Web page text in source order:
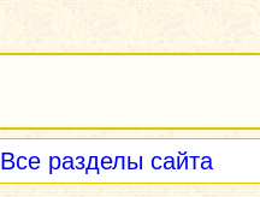
Все разделы сайта